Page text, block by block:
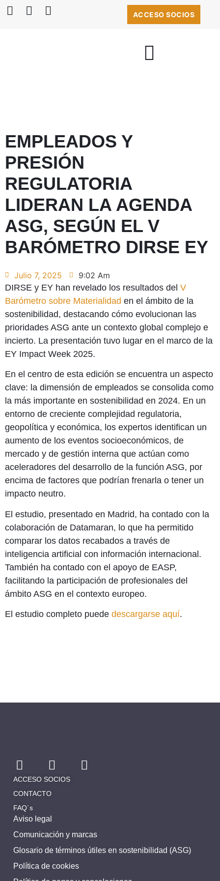
ACCESO SOCIOS
EMPLEADOS Y
PRESIÓN
REGULATORIA
LIDERAN LA AGENDA
ASG, SEGÚN EL V
BARÓMETRO DIRSE EY
Julio 7, 2025
9:02 Am
DIRSE y EY han revelado los resultados del V
Barómetro sobre Materialidad en el ámbito de la
sostenibilidad, destacando cómo evolucionan las
prioridades ASG ante un contexto global complejo e
incierto. La presentación tuvo lugar en el marco de la
EY Impact Week 2025.
En el centro de esta edición se encuentra un aspecto
clave: la dimensión de empleados se consolida como
la más importante en sostenibilidad en 2024. En un
entorno de creciente complejidad regulatoria,
geopolítica y económica, los expertos identifican un
aumento de los eventos socioeconómicos, de
mercado y de gestión interna que actúan como
aceleradores del desarrollo de la función ASG, por
encima de factores que podrían frenarla o tener un
impacto neutro.
El estudio, presentado en Madrid, ha contado con la
colaboración de Datamaran, lo que ha permitido
comparar los datos recabados a través de
inteligencia artificial con información internacional.
También ha contado con el apoyo de EASP,
facilitando la participación de profesionales del
ámbito ASG en el contexto europeo.
El estudio completo puede descargarse aquí.
Aviso legal
Comunicación y marcas
Glosario de términos útiles en sostenibilidad (ASG)
Política de cookies
ACCESO SOCIOS
CONTACTO
FAQ´s